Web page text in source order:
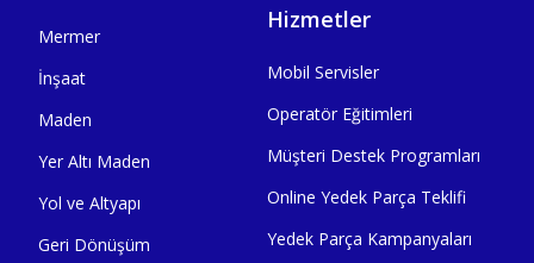
Mermer
İnşaat
Maden
Yer Altı Maden
Yol ve Altyapı
Geri Dönüşüm
Hizmetler
Mobil Servisler
Operatör Eğitimleri
Müşteri Destek Programları
Online Yedek Parça Teklifi
Yedek Parça Kampanyaları